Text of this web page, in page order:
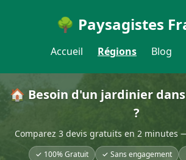
🌳 Paysagistes
Accueil Régions Blog
🏠 Besoin d'un jardinier
?
Comparez 3 devis gratuits en 2 minutes
✓ 100% Gratuit ✓ Sans engagement